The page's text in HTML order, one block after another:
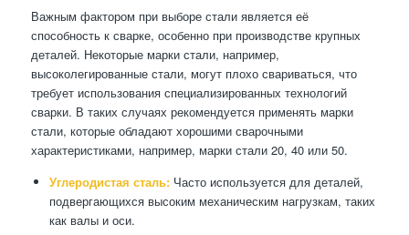
Важным фактором при выборе стали является её
способность к сварке, особенно при производстве крупных
деталей. Некоторые марки стали, например,
высоколегированные стали, могут плохо свариваться, что
требует использования специализированных технологий
сварки. В таких случаях рекомендуется применять марки
стали, которые обладают хорошими сварочными
характеристиками, например, марки стали 20, 40 или 50.
Углеродистая сталь:Часто используется для деталей,
подвергающихся высоким механическим нагрузкам, таких
как валы и оси.